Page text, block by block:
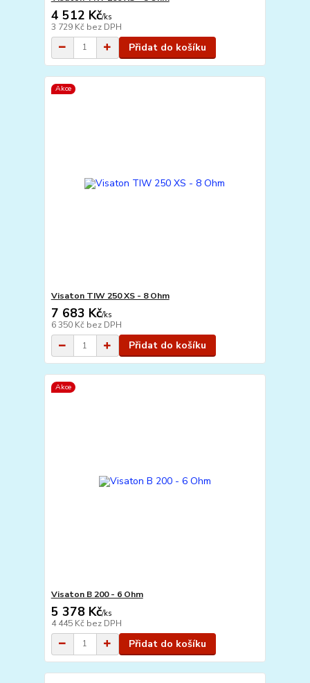
4 512 Kč/ks
3 729 Kč bez DPH
Přidat do košíku
Akce
Visaton TIW 250 XS - 8 Ohm
7 683 Kč/ks
6 350 Kč bez DPH
Přidat do košíku
Akce
Visaton B 200 - 6 Ohm
5 378 Kč/ks
4 445 Kč bez DPH
Přidat do košíku